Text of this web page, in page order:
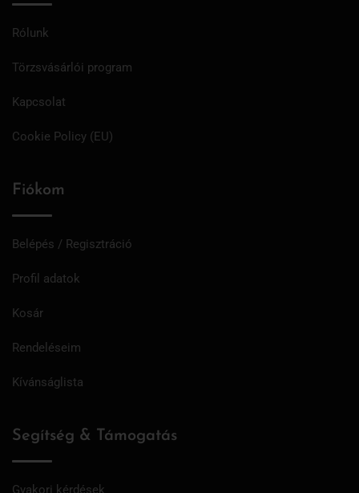
Rólunk
Törzsvásárlói program
Kapcsolat
Cookie Policy (EU)
Fiókom
Belépés / Regisztráció
Profil adatok
Kosár
Rendeléseim
Kívánságlista
Segítség & Támogatás
Gyakori kérdések